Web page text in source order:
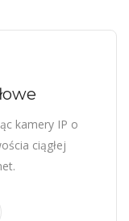
kamery IP o
ciągłej